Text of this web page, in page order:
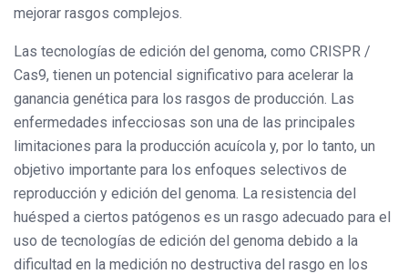
mejorar rasgos complejos.
Las tecnologías de edición del genoma, como CRISPR /
Cas9, tienen un potencial significativo para acelerar la
ganancia genética para los rasgos de producción. Las
enfermedades infecciosas son una de las principales
limitaciones para la producción acuícola y, por lo tanto, un
objetivo importante para los enfoques selectivos de
reproducción y edición del genoma. La resistencia del
huésped a ciertos patógenos es un rasgo adecuado para el
uso de tecnologías de edición del genoma debido a la
dificultad en la medición no destructiva del rasgo en los